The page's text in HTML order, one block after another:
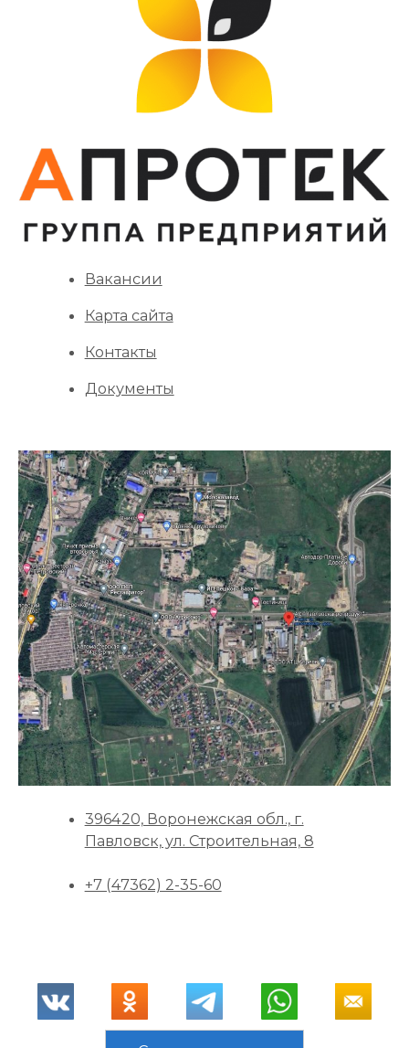
Вакансии
Карта сайта
Контакты
Документы
396420, Воронежская обл., г.
Павловск, ул. Строительная, 8
+7 (47362) 2-35-60